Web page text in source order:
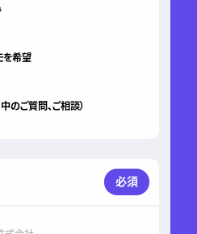
を希望
のご質問、ご相談）
必須